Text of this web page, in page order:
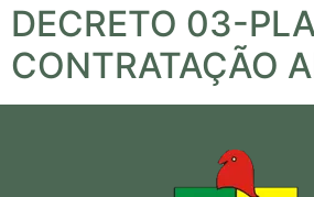
DECRETO 03-
CONTRATAÇÃO